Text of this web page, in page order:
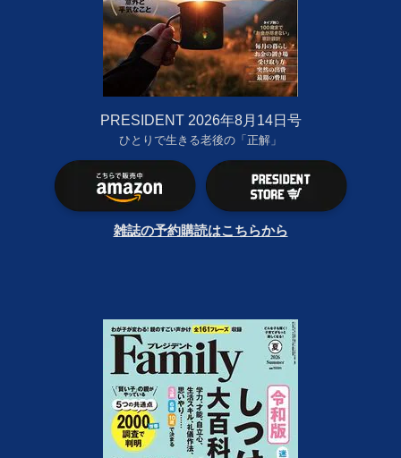
PRESIDENT 2026年8月14日号
ひとりで生きる老後の「正解」
雑誌の予約購読はこちらから